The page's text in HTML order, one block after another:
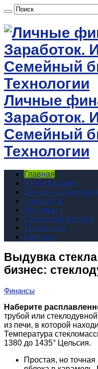
Личные
Заработок.
Семейный
Технологии
Главная
Кредитование
Денежные
Заработок
Финансы
Семейный бюджет
Технологии
Бренды
Выдувка
бизнес:
Финансы
Наберите
трубой или
из печи, в которой
Температура
1380 до 1435° Цельсия.
Простая, но